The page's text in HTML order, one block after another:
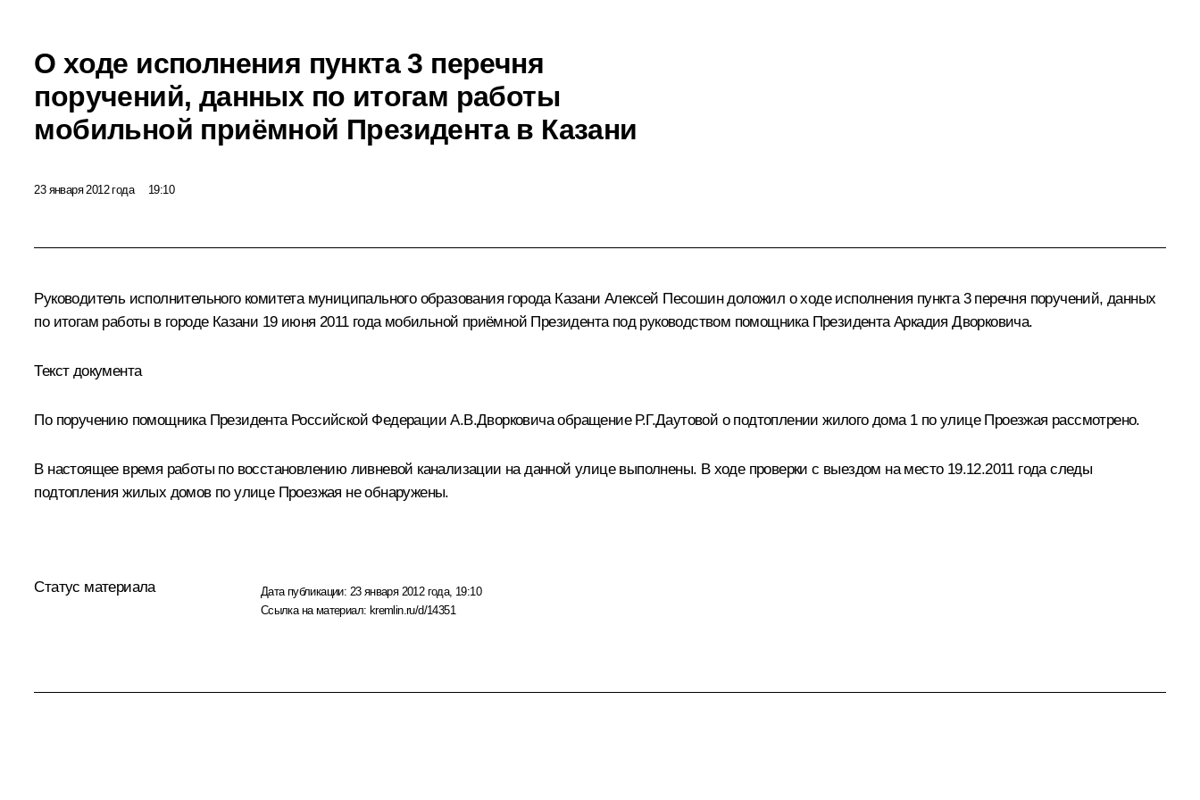
О ходе исполнения пункта 3 перечня
поручений, данных по итогам работы
мобильной приёмной Президента в Казани
23 января 2012 года 19:10
Руководитель исполнительного комитета муниципального образования города Казани Алексей Песошин доложил о ходе исполнения пункта 3 перечня поручений, данных
по итогам работы в городе Казани 19 июня 2011 года мобильной приёмной Президента под руководством помощника ПрезидентаАркадия Дворковича.
Текст документа
По поручению помощника Президента Российской Федерации А.В.Дворковича обращение Р.Г.Даутовой о подтоплении жилого дома 1 по улице Проезжая рассмотрено.
В настоящее время работы по восстановлению ливневой канализации на данной улице выполнены. В ходе проверки с выездом на место 19.12.2011 года следы
подтопления жилых домов по улице Проезжая не обнаружены.
Статус материала Дата публикации: 23 января 2012 года, 19:10
Ссылка на материал: kremlin.ru/d/14351